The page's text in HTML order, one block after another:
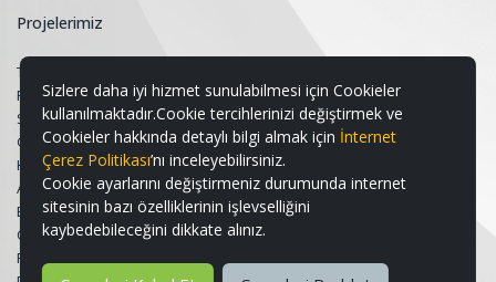
Projelerimiz
Tüm Projeler
Restorasyon Projeleri
Sosyal Belediyecilik Projeleri
Gençlik ve Spor Projeleri
Kültür & Sanat ve Turizm Projeleri
Altyapı ve Üstyapı Projeleri
Eğitim Destek Projeleri
Çevre, Peyzaj ve Geri Dönüşüm
Projeleri
Sizlere daha iyi hizmet sunulabilmesi için Cookieler
kullanılmaktadır.Cookie tercihlerinizi değiştirmek ve
Cookieler hakkında detaylı bilgi almak için İnternet
Çerez Politikası’nı inceleyebilirsiniz.
Cookie ayarlarını değiştirmeniz durumunda internet
sitesinin bazı özelliklerinin işlevselliğini
kaybedebileceğini dikkate alınız.